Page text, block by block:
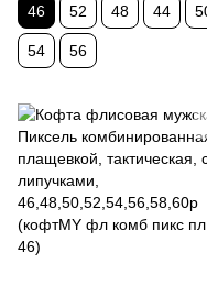
46 52 48 44
54 56